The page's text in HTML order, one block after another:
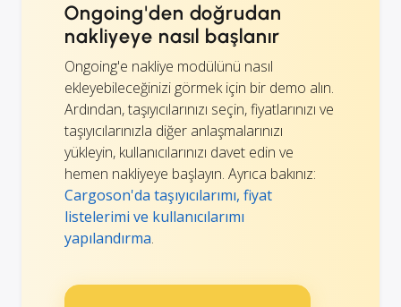
Ongoing'den doğrudan
nakliyeye nasıl başlanır
Ongoing'e nakliye modülünü nasıl
ekleyebileceğinizi görmek için bir demo alın.
Ardından, taşıyıcılarınızı seçin, fiyatlarınızı ve
taşıyıcılarınızla diğer anlaşmalarınızı
yükleyin, kullanıcılarınızı davet edin ve
hemen nakliyeye başlayın. Ayrıca bakınız:
Cargoson'da taşıyıcılarımı, fiyat
listelerimi ve kullanıcılarımı
yapılandırma.